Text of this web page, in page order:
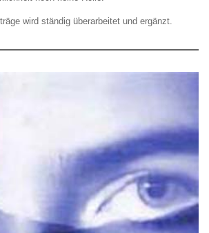
wird ständig überarbeitet und ergänzt.